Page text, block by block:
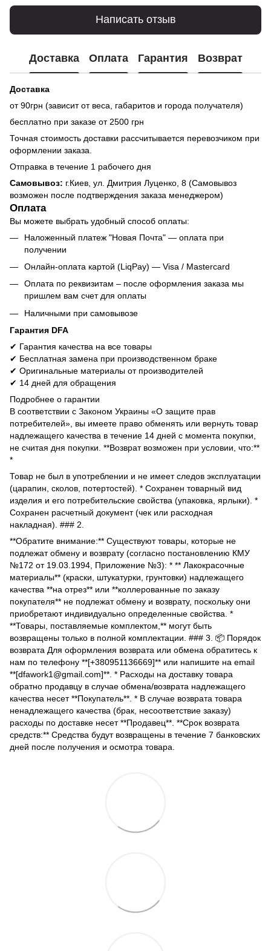
Написать отзыв
Доставка Оплата Гарантия Возврат
Доставка
от 90грн (зависит от веса, габаритов и города получателя)
бесплатно при заказе от 2500 грн
Точная стоимость доставки рассчитывается перевозчиком при
оформлении заказа.
Отправка в течение 1 рабочего дня
Самовывоз: г.Киев, ул. Дмитрия Луценко, 8 (Самовывоз
возможен после подтверждения заказа менеджером)
Оплата
Вы можете выбрать удобный способ оплаты:
Наложенный платеж "Новая Почта" — оплата при
получении
Онлайн-оплата картой (LiqPay) — Visa / Mastercard
Оплата по реквизитам – после оформления заказа мы
пришлем вам счет для оплаты
Наличными при самовывозе
Гарантия DFA
✔ Гарантия качества на все товары
✔ Бесплатная замена при производственном браке
✔ Оригинальные материалы от производителей
✔ 14 дней для обращения
Подробнее о гарантии
В соответствии с Законом Украины «О защите прав
потребителей», вы имеете право обменять или вернуть товар
надлежащего качества в течение 14 дней с момента покупки,
не считая дня покупки. **Возврат возможен при условии, что:**
*
Товар не был в употреблении и не имеет следов эксплуатации
(царапин, сколов, потертостей). * Сохранен товарный вид
изделия и его потребительские свойства (упаковка, ярлыки). *
Сохранен расчетный документ (чек или расходная
накладная). ### 2.
**Обратите внимание:** Существуют товары, которые не
подлежат обмену и возврату (согласно постановлению КМУ
№172 от 19.03.1994, Приложение №3): * ** Лакокрасочные
материалы** (краски, штукатурки, грунтовки) надлежащего
качества **на отрез** или **коллерованные по заказу
покупателя** не подлежат обмену и возврату, поскольку они
приобретают индивидуально определенные свойства. *
**Товары, поставляемые комплектом,** могут быть
возвращены только в полной комплектации. ### 3. 📦 Порядок
возврата Для оформления возврата или обмена обратитесь к
нам по телефону **[+380951136669]** или напишите на email
**[dfawork1@gmail.com]**. * Расходы на доставку товара
обратно продавцу в случае обмена/возврата надлежащего
качества несет **Покупатель**. * В случае возврата товара
ненадлежащего качества (брак, несоответствие заказу)
расходы по доставке несет **Продавец**. **Срок возврата
средств:** Средства будут возвращены в течение 7 банковских
дней после получения и осмотра товара.